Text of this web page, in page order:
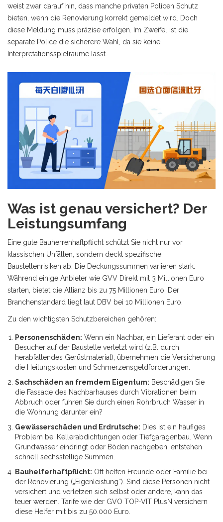
weist zwar darauf hin, dass manche privaten Policen Schutz
bieten, wenn die Renovierung korrekt gemeldet wird. Doch
diese Meldung muss präzise erfolgen. Im Zweifel ist die
separate Police die sicherere Wahl, da sie keine
Interpretationsspielräume lässt.
Was ist genau versichert? Der
Leistungsumfang
Eine gute Bauherrenhaftpflicht schützt Sie nicht nur vor
klassischen Unfällen, sondern deckt spezifische
Baustellenrisiken ab. Die Deckungssummen variieren stark:
Während einige Anbieter wie GVV Direkt mit 3 Millionen Euro
starten, bietet die Allianz bis zu 75 Millionen Euro. Der
Branchenstandard liegt laut DBV bei 10 Millionen Euro.
Zu den wichtigsten Schutzbereichen gehören:
Personenschäden: Wenn ein Nachbar, ein Lieferant oder ein
Besucher auf der Baustelle verletzt wird (z.B. durch
herabfallendes Gerüstmaterial), übernehmen die Versicherung
die Heilungskosten und Schmerzensgeldforderungen.
Sachschäden an fremdem Eigentum: Beschädigen Sie
die Fassade des Nachbarhauses durch Vibrationen beim
Abbruch oder führen Sie durch einen Rohrbruch Wasser in
die Wohnung darunter ein?
Gewässerschäden und Erdrutsche: Dies ist ein häufiges
Problem bei Kellerabdichtungen oder Tiefgaragenbau. Wenn
Grundwasser eindringt oder Böden nachgeben, entstehen
schnell sechsstellige Summen.
Bauhelferhaftpflicht: Oft helfen Freunde oder Familie bei
der Renovierung („Eigenleistung“). Sind diese Personen nicht
versichert und verletzen sich selbst oder andere, kann das
teuer werden. Tarife wie der GVO TOP-VIT PlusN versichern
diese Helfer mit bis zu 50.000 Euro.